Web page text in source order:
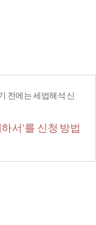
전에는 세법해석 신
서'를 신청 방법